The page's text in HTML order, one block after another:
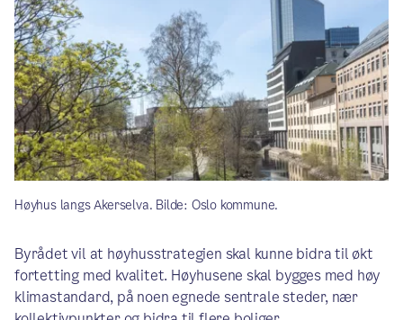
Høyhus langs Akerselva. Bilde: Oslo kommune.
Byrådet vil at høyhusstrategien skal kunne bidra til økt
fortetting med kvalitet. Høyhusene skal bygges med høy
klimastandard, på noen egnede sentrale steder, nær